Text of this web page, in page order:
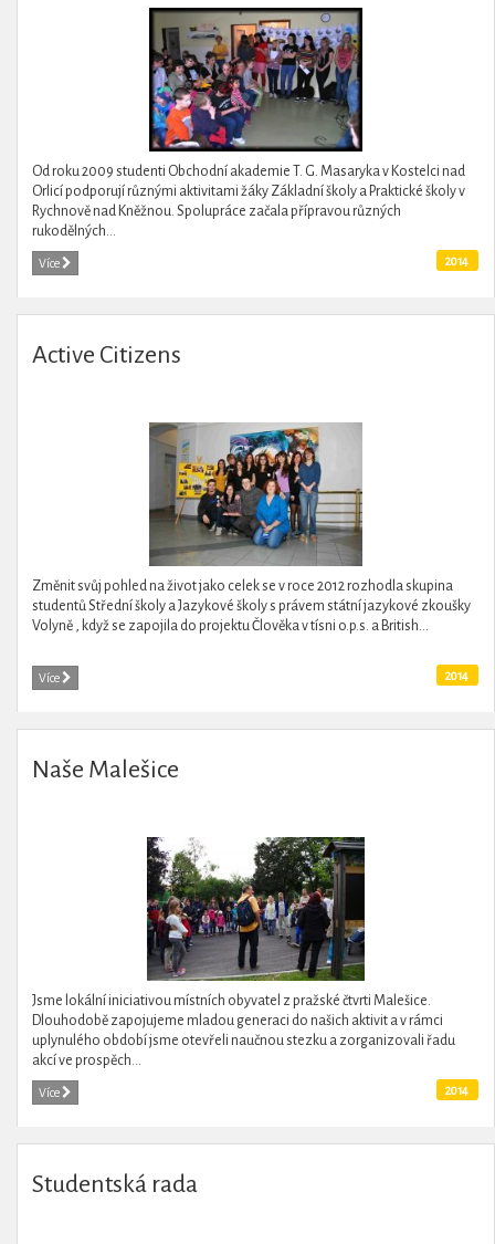
Od roku 2009 studenti Obchodní akademie T. G. Masaryka v Kostelci nad
Orlicí podporují různými aktivitami žáky Základní školy a Praktické školy v
Rychnově nad Kněžnou. Spolupráce začala přípravou různých
rukodělných...
Více 2014
Active Citizens
Změnit svůj pohled na život jako celek se v roce 2012 rozhodla skupina
studentů Střední školy a Jazykové školy s právem státní jazykové zkoušky
Volyně , když se zapojila do projektu Člověka v tísni o.p.s. a British...
Více 2014
Naše Malešice
Jsme lokální iniciativou místních obyvatel z pražské čtvrti Malešice.
Dlouhodobě zapojujeme mladou generaci do našich aktivit a v rámci
uplynulého období jsme otevřeli naučnou stezku a zorganizovali řadu
akcí ve prospěch...
Více 2014
Studentská rada